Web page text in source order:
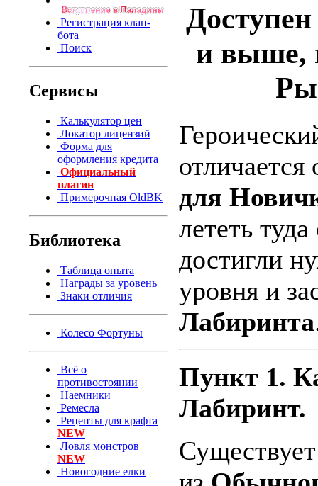
Регистрация клан-
бота
Поиск
Сервисы
Калькулятор цен
Локатор лицензий
Форма для
оформления кредита
Официальный
плагин
Примерочная OldBK
Библиотека
Таблица опыта
Награды за уровень
Знаки отличия
Колесо Фортуны
Всё о
противостоянии
Наемники
Ремесла
Рецепты для крафта
NEW
Ловля монстров
NEW
Новогодние елки
и выше,
отличается
для
лететь
достигли
уровня и
Лабиринта
Пункт 1.
Лабиринт.